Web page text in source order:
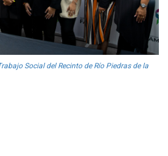
Social del Recinto de Río Piedras de la